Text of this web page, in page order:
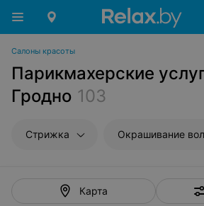
Салоны красоты
Парикмахерские
Гродно 103
Стрижка Окрашивание
Карта